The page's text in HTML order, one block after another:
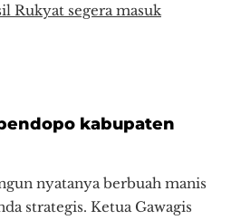
Rukyat segera masuk
kabupaten
nyatanya berbuah manis
strategis. Ketua Gawagis